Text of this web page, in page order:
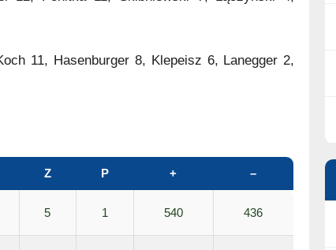
11, Hasenburger 8, Klepeisz 6, Lanegger 2,
Z P + –
5 1 540 436